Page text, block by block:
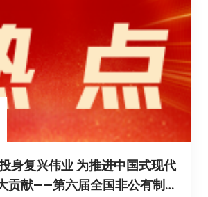
身复兴伟业 为推进中国式现代
贡献——第六届全国非公有制经